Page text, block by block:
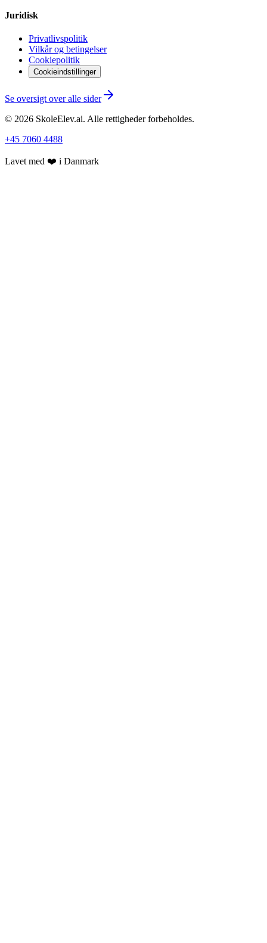
Juridisk
Privatlivspolitik
Vilkår og betingelser
Cookiepolitik
Cookieindstillinger
Se oversigt over alle sider
© 2026 SkoleElev.ai. Alle rettigheder forbeholdes.
+45 7060 4488
Lavet med ❤️ i Danmark